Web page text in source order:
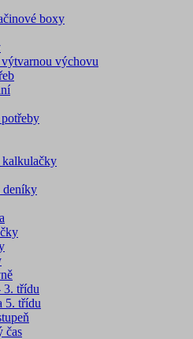
boxy
výchovu
kalkulačky
deníky
3. třídu
5. třídu
čas